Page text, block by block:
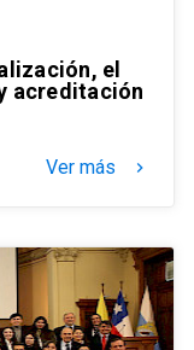
el
acreditación
Ver más keyboard_arrow_right